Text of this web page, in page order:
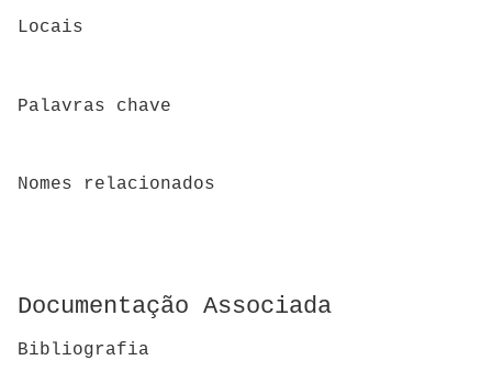
Locais
Palavras chave
Nomes relacionados
Documentação Associada
Bibliografia